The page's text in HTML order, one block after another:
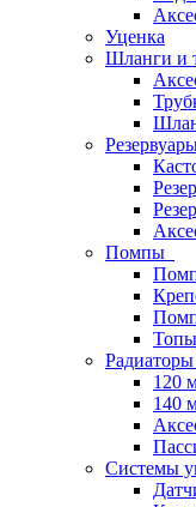
Уценка
Шланги и
Помпы
Радиаторы
120
140
Системы